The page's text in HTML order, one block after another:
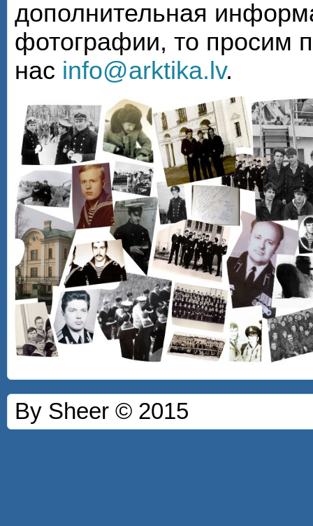
дополнительная
фотографии, то просим
нас info@arktika.lv.
By Sheer © 2015